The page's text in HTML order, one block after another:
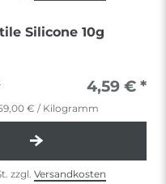
Silicone 10g
4,59 € *
€ / Kilogramm
zzgl. Versandkosten